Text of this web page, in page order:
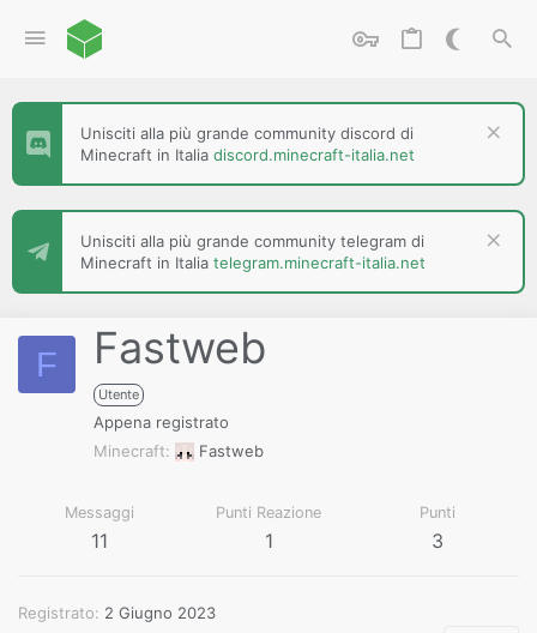
Unisciti alla più grande community discord di
Minecraft in Italia discord.minecraft-italia.net
Unisciti alla più grande community telegram di
Minecraft in Italia telegram.minecraft-italia.net
F Fastweb
Utente
Appena registrato
Minecraft
Fastweb
Messaggi
11
Punti Reazione
1
Punti
3
Registrato
2 Giugno 2023